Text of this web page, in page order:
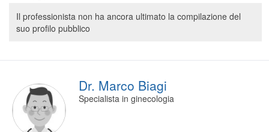
Il professionista non ha ancora ultimato la compilazione del
suo profilo pubblico
Dr. Marco Biagi
Specialista in ginecologia